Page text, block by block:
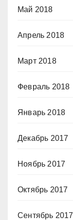
Май 2018
Апрель 2018
Март 2018
Февраль 2018
Январь 2018
Декабрь 2017
Ноябрь 2017
Октябрь 2017
Сентябрь 2017